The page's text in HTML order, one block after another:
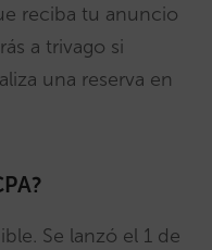
reciba tu anuncio
a trivago si
una reserva en
Se lanzó el 1 de